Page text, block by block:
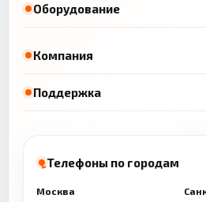
Оборудование
Компания
Поддержка
Телефоны по городам
Москва